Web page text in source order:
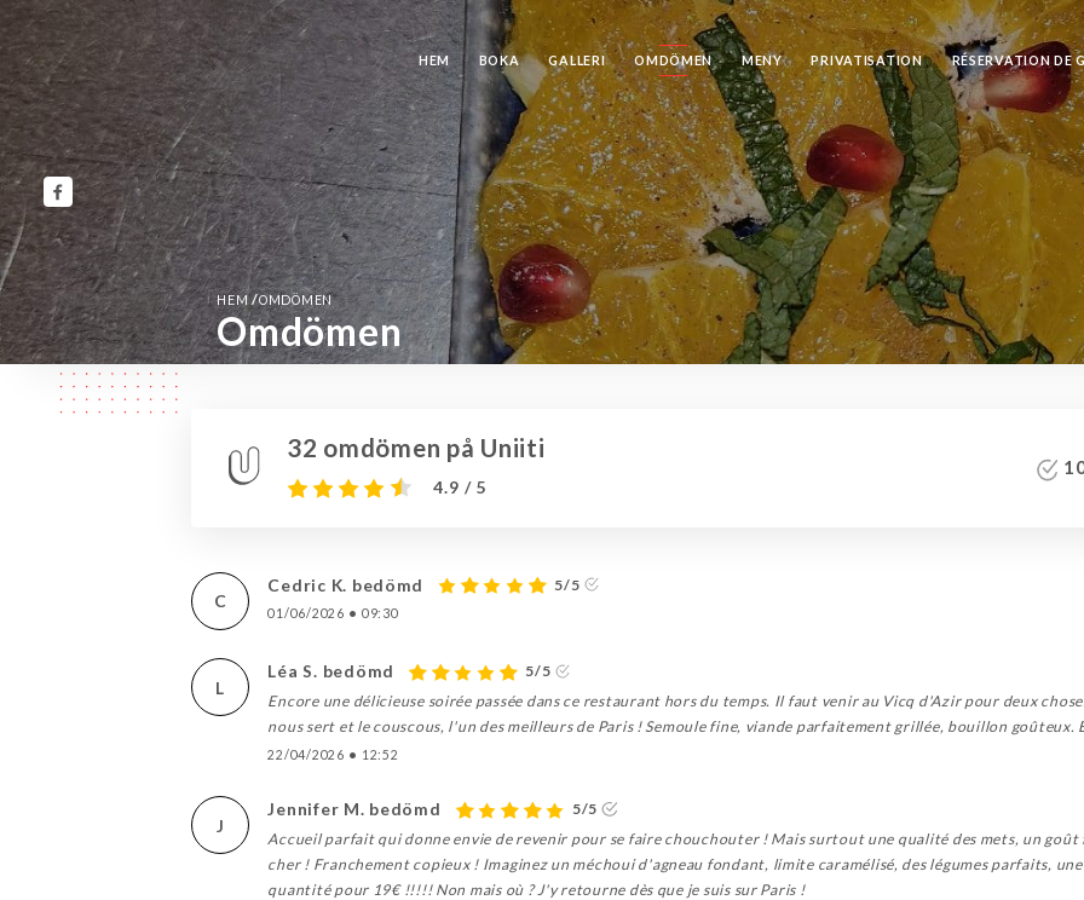
HEM BOKA GALLERI OMDÖMEN MENY PRIVATISATION RÉSERVATION DE
HEM/OMDÖMEN
Omdömen
32 omdömen på Uniiti
4.9 / 5
C
Cedric K. bedömd 5/5
01/06/2026 • 09:30
L
Léa S. bedömd
5/5
Encore une délicieuse soirée passée dans ce restaurant hors du temps. Il faut venir au Vicq d'Azir pour deux
nous sert et le couscous, l'un des meilleurs de Paris ! Semoule fine, viande parfaitement grillée, bouillon goûteux.
22/04/2026 • 12:52
J
Jennifer M. bedömd
5/5
Accueil parfait qui donne envie de revenir pour se faire chouchouter ! Mais surtout une qualité des mets, un
cher ! Franchement copieux ! Imaginez un méchoui d'agneau fondant, limite caramélisé, des légumes parfaits,
quantité pour 19€ !!!!! Non mais où ? J'y retourne dès que je suis sur Paris !